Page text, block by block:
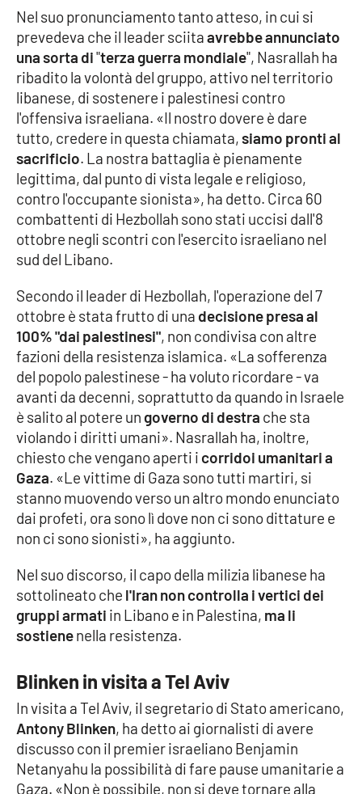
RUBRICHE
Good Morning Vietnam
Parchi Marini Calabria
Leggendo Alvaro insieme
Imprese Di Calabria
Le perfidie di Antonella Grippo
Venti di comunicazione
STREAMING
LaC TV
LaC Network
LaC OnAir
LOCALI
Catanzaro
Crotone
Vibo Valentia
Cosenza
Lamezia Terme
Nel suo pronunciamento tanto atteso, in cui si
prevedeva che il leader sciitaavrebbe annunciato
una sorta di"terza guerra mondiale", Nasrallah ha
ribadito la volontà del gruppo, attivo nel territorio
libanese, di sostenere i palestinesi contro
l'offensiva israeliana. «Il nostro dovere è dare
tutto, credere in questa chiamata,siamo pronti al
sacrificio. La nostra battaglia è pienamente
legittima, dal punto di vista legale e religioso,
contro l'occupante sionista», ha detto. Circa 60
combattenti di Hezbollah sono stati uccisi dall'8
ottobre negli scontri con l'esercito israeliano nel
sud del Libano.
Secondo il leader di Hezbollah, l'operazione del 7
ottobre è stata frutto di una decisione presa al
100% "dai palestinesi", non condivisa con altre
fazioni della resistenza islamica. «La sofferenza
del popolo palestinese - ha voluto ricordare - va
avanti da decenni, soprattutto da quando in Israele
è salito al potere un governo di destra che sta
violando i diritti umani». Nasrallah ha, inoltre,
chiesto che vengano aperti i corridoi umanitari a
Gaza. «Le vittime di Gaza sono tutti martiri, si
stanno muovendo verso un altro mondo enunciato
dai profeti, ora sono lì dove non ci sono dittature e
non ci sono sionisti», ha aggiunto.
Nel suo discorso, il capo della milizia libanese ha
sottolineato che l'Iran non controlla i vertici dei
gruppi armati in Libano e in Palestina, ma li
sostienenella resistenza.
Blinken in visita a Tel Aviv
In visita a Tel Aviv, il segretario di Stato americano,
Antony Blinken, ha detto ai giornalisti di avere
discusso con il premier israeliano Benjamin
Netanyahu la possibilità di fare pause umanitarie a
Gaza. «Non è possibile, non si deve tornare alla